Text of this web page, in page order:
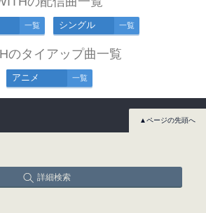
一覧 シングル 一覧
のタイアップ曲一覧
アニメ 一覧
▲ページの先頭へ
詳細検索